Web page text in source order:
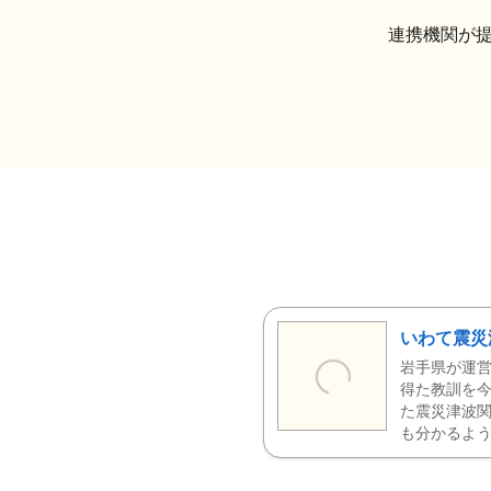
連携機関が
いわて震
岩手県が運
得た教訓を
た震災津波
も分かるよ